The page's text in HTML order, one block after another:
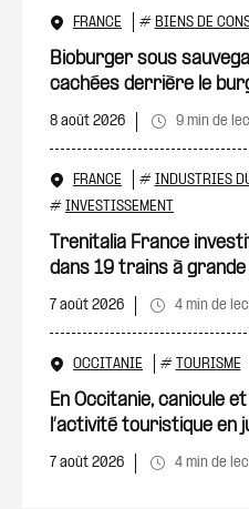
FRANCE # BIENS DE
Bioburger sous
cachées derrière le
8 août 2026 9 min de
FRANCE # INDUSTRIES
# INVESTISSEMENT
Trenitalia France
dans 19 trains à
7 août 2026 4 min de
OCCITANIE # TOURISME
En Occitanie, canicule
l’activité touristique en
7 août 2026 4 min de